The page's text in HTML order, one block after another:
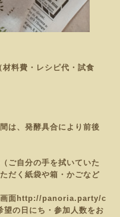
料費・レシピ代・試食
は、発酵具合により前後
ご自分の手を拭いていた
だく紙袋や箱・かごなど
面 http://panoria.party/c
望の日にち・参加人数をお